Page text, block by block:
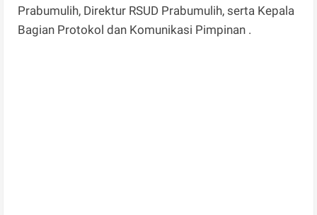
Prabumulih, Direktur RSUD Prabumulih, serta Kepala
Bagian Protokol dan Komunikasi Pimpinan .